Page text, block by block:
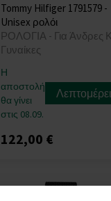
Tommy Hilfiger 1791579 -
Unisex ρολόι
ΡΟΛΟΓΙΑ - Για Άνδρες
Γυναίκες
Η
αποστολή
θα γίνει
στις 08.09.
122,00 €